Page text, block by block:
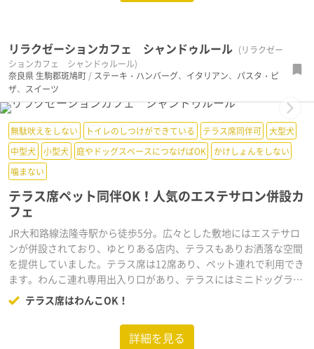
リラクゼーションカフェ シャンドゥルール (リラクゼー
ションカフェ シャンドゥルール)
奈良県 生駒郡斑鳩町 / ステーキ・ハンバーグ、 イタリアン、 パスタ・ピ
ザ、 スイーツ
Next
無駄吠えをしない トイレのしつけができている テラス席同伴可
大型犬
中型犬
小型犬 庭やドッグスペースにつなげばOK
かけしょんをしない
噛まない
テラス席ペット同伴OK！人気のエステサロン併設カ
フェ
JR大和路線法隆寺駅から徒歩5分。広々とした敷地にはエステサロ
ンが併設されており、ゆとりある店内、テラスもありお洒落な空間
を提供していました。テラス席は12席あり、ペット連れで利用でき
ます。わんこ連れ専用出入り口があり、テラスにはミニドッグラン
も併設されていて、わんこ連れに優しいお店だと感じました。パス
タランチ、ピザランチ、数量限定の日替わりランチ（和食）の3種
類のランチメニューがある。パスタランチは、サラダ、スープ、食
べ放題のパン、スイーツ、ドリンクまでついて1,280円。スイーツ
テラス席はわんこOK！
詳細を見る